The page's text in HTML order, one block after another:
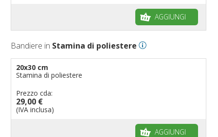
AGGIUNGI
Bandiere in Stamina di poliestere
20x30 cm
Stamina di poliestere
Prezzo cda:
29,00 €
(IVA inclusa)
AGGIUNGI